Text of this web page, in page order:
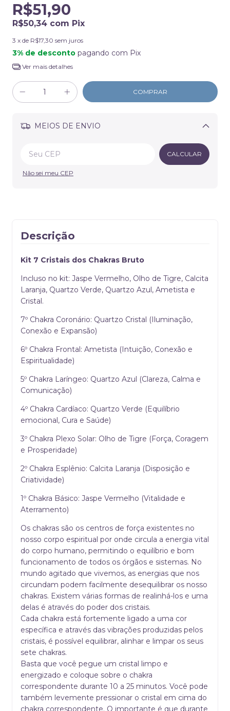
R$51,90
R$50,34 com Pix
3 x de R$17,30 sem juros
3% de desconto pagando com Pix
Ver mais detalhes
MEIOS DE ENVIO
Alterar CEP
CALCULAR
Não sei meu CEP
Descrição
Kit 7 Cristais dos Chakras Bruto
Incluso no kit: Jaspe Vermelho, Olho de Tigre, Calcita
Laranja, Quartzo Verde, Quartzo Azul, Ametista e
Cristal.
7º Chakra Coronário: Quartzo Cristal (Iluminação,
Conexão e Expansão)
6º Chakra Frontal: Ametista (Intuição, Conexão e
Espiritualidade)
5º Chakra Laríngeo: Quartzo Azul (Clareza, Calma e
Comunicação)
4º Chakra Cardíaco: Quartzo Verde (Equilíbrio
emocional, Cura e Saúde)
3º Chakra Plexo Solar: Olho de Tigre (Força, Coragem
e Prosperidade)
2º Chakra Esplênio: Calcita Laranja (Disposição e
Criatividade)
1º Chakra Básico: Jaspe Vermelho (Vitalidade e
Aterramento)
Os chakras são os centros de força existentes no
nosso corpo espiritual por onde circula a energia vital
do corpo humano, permitindo o equilíbrio e bom
funcionamento de todos os órgãos e sistemas. No
mundo agitado que vivemos, as energias que nos
circundam podem facilmente desequilibrar os nosso
chakras. Existem várias formas de realinhá-los e uma
delas é através do poder dos cristais.
Cada chakra está fortemente ligado a uma cor
específica e através das vibrações produzidas pelos
cristais, é possível equilibrar, alinhar e limpar os seus
sete chakras.
Basta que você pegue um cristal limpo e
energizado e coloque sobre o chakra
correspondente durante 10 a 25 minutos. Você pode
também levemente pressionar o cristal em cima do
chakra correspondente. O importante é que durante